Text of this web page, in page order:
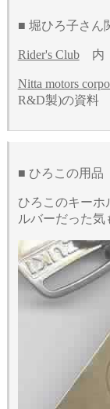
■ 堀ひろ子さ
Rider's Club内
Nitta motors
R&D製)の資料
■ ひろこの用品
ひろこのキー
ルバーだった気